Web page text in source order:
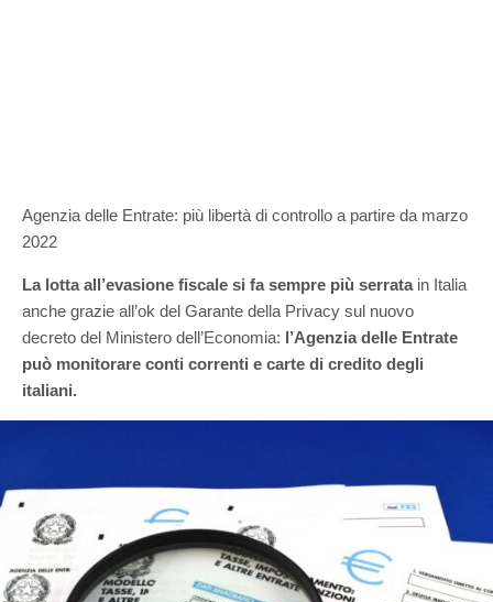
Agenzia delle Entrate: più libertà di controllo a partire da marzo
2022
La lotta all’evasione fiscale si fa sempre più serratain Italia
anche grazie all’ok del Garante della Privacy sul nuovo
decreto del Ministero dell’Economia: l’Agenzia delle Entrate
può monitorare conti correnti e carte di credito degli
italiani.